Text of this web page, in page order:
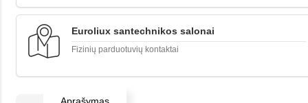
Euroliux santechnikos salonai
Fizinių parduotuvių kontaktai